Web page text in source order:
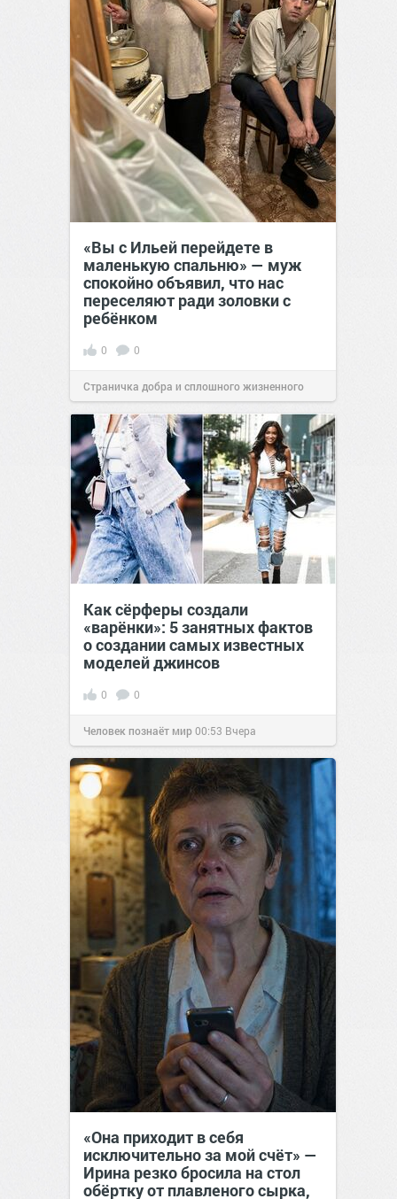
«Вы с Ильей перейдете в
маленькую спальню» — муж
спокойно объявил, что нас
переселяют ради золовки с
ребёнком
0 0
Страничка добра и сплошного жизненного
позитива!17:38Вчера
Как сёрферы создали
«варёнки»: 5 занятных фактов
о создании самых известных
моделей джинсов
0 0
Человек познаёт мир00:53 Вчера
«Она приходит в себя
исключительно за мой счёт» —
Ирина резко бросила на стол
обёртку от плавленого сырка,